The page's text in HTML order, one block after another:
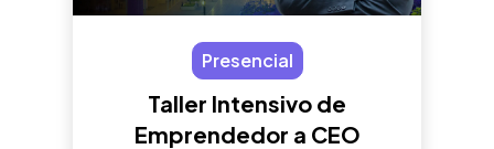
Presencial
Taller Intensivo de
Emprendedor a CEO